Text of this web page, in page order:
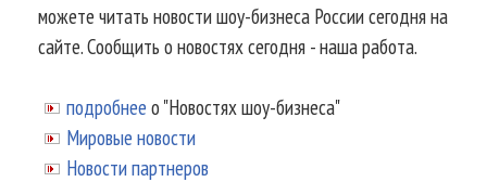
можете читать новости шоу-бизнеса России сегодня на
сайте. Сообщить о новостях сегодня - наша работа.
подробнее о "Новостях шоу-бизнеса"
Мировые новости
Новости партнеров